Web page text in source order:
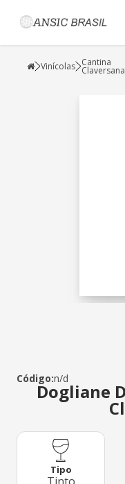
Vinícolas Cantina
Claversana
Código:n/d
Dogliane
Tipo